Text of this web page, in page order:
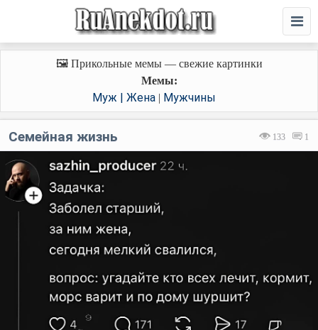
🖼️ Прикольные мемы — свежие картинки
Мемы:
Муж | Жена| Мужчины
133 1
Семейная жизнь